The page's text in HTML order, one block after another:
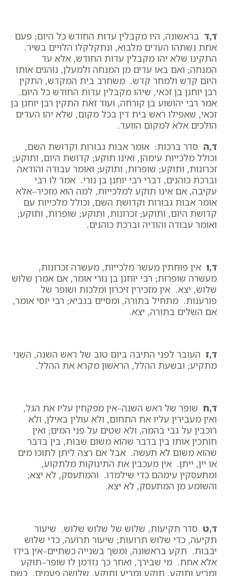
ד,ד בראשונה, היו מקבלין עדות החודש כל היום; פעם
אחת נשתהו העדים מלבוא, ונתקלקלו הלויים בשיר.
התקינו שלא יהו מקבלין עדות החודש, אלא עד
המנחה; ואם באו עדים מן המנחה ולמעלן, נוהגים אותו
היום קדש ולמחר קדש. משחרב בית המקדש, התקין
רבן יוחנן בן זכאי, שיהו מקבלין עדות החודש כל היום.
אמר רבי יהושוע בן קורחה, ועוד זאת התקין רבן יוחנן בן
זכאי, שאפילו ראש בית דין בכל מקום, שלא יהו העדים
הולכים אלא למקום הוועד.
ד,ה סדר ברכות: אומר אבות גבורות וקדושת השם,
וכולל מלכייות עימהן, ואינו תוקע; קדושת היום, ותוקע;
זכרונות, ותוקע; שופרות, ותוקע; ואומר עבודה והודאה
וברכת כוהנים, דברי רבי יוחנן בן נורי. אמר לו רבי
עקיבה, אם אינו תוקע למלכייות, למה הוא מזכיר–אלא
אומר אבות גבורות וקדושת השם, וכולל מלכייות עם
קדושת היום, ותוקע; זכרונות, ותוקע; שופרות, ותוקע;
ואומר עבודה והודיה וברכת כוהנים.
ד,ו אין פוחתין מעשר מלכייות, מעשרה זכרונות,
מעשרה שופרות; רבי יוחנן בן נורי אומר, אם אמרן שלוש
שלוש, יצא. אין מזכירין זיכרון ומלכות ושופר של
פורענות. מתחיל בתורה, ומסיים בנביא; רבי יוסי אומר,
אם השלים בתורה, יצא.
ד,ז העובר לפני התיבה ביום טוב של ראש השנה, השני
מתקיע; ובשעת ההלל, הראשון מקרא את ההלל.
ד,ח שופר של ראש השנה–אין מפקחין עליו את הגל,
ואין מעבירין עליו את התחום, ולא עולין באילן, ולא
רוכבין על גבי בהמה, ולא שטים על פני המים; ואין
חותכין אותו בין בדבר שהוא משום שבות, בין בדבר
שהוא משום לא תעשה. אבל אם רצה ליתן לתוכו מים
או יין, ייתן. אין מעכבין את התינוקות מלתקוע,
ומתעסקין עימהם כדי שילמדו. והמתעסק, לא יצא;
והשומע מן המתעסק, לא יצא.
ד,ט סדר תקיעות, שלוש של שלוש שלוש. שיעור
תקיעה, כדי שלוש תרועות; שיעור תרועה, כדי שלוש
יבבות. תקע בראשונה, ומשך בשנייה כשתיים–אין בידו
אלא אחת. מי שבירך, ואחר כך נזדמן לו שופר–תוקע
ומריע ותוקע, תוקע ומריע ותוקע, שלושה פעמים. כשם